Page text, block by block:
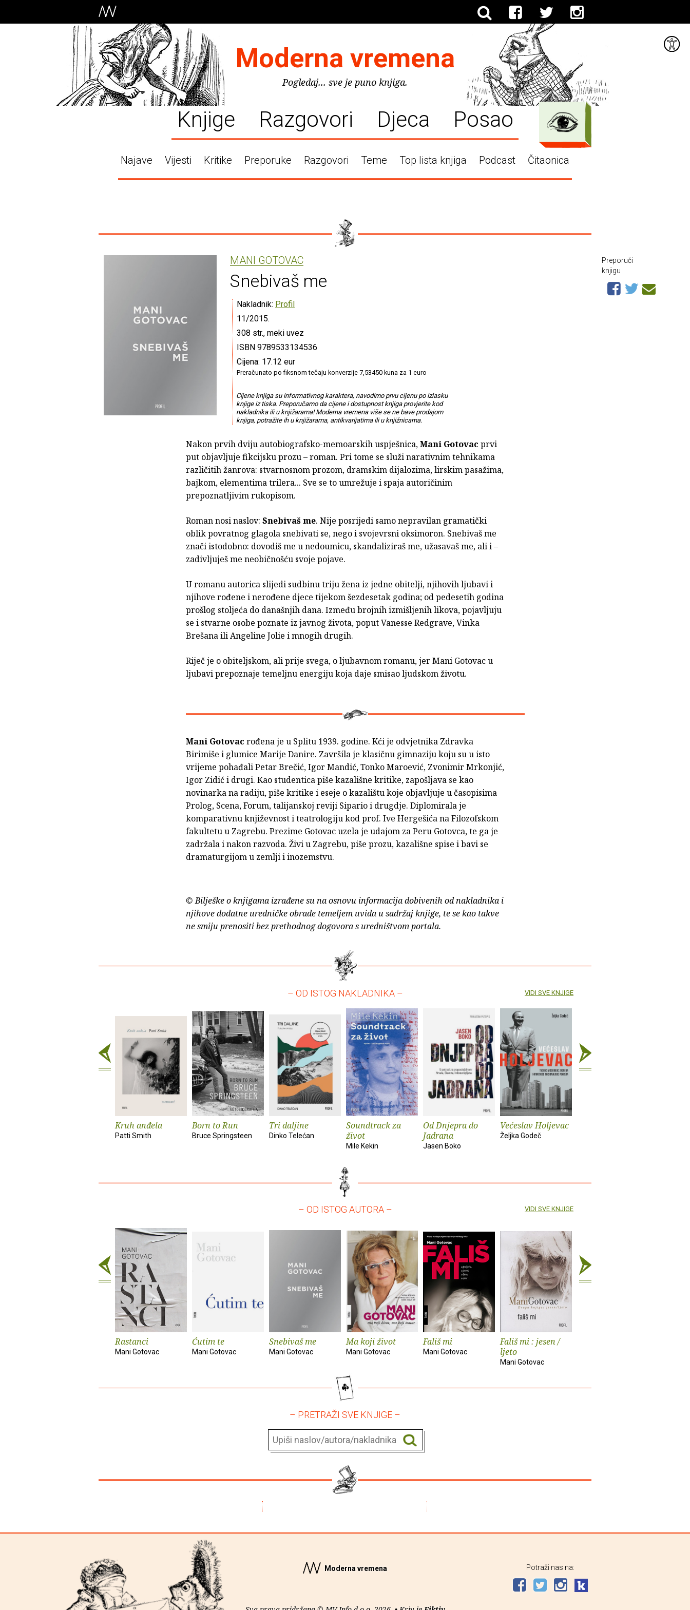
Moderna vremena
Pogledaj... sve je puno knjiga.
Knjige Razgovori Djeca Posao
Najave Vijesti Kritike Preporuke Razgovori Teme Top lista knjiga Podcast Čitaonica
MANI GOTOVAC
Snebivaš me
Nakladnik: Profil
11/2015.
308 str., meki uvez
ISBN 9789533134536
Cijena: 17.12 eur
Preračunato po fiksnom tečaju konverzije 7,53450 kuna za 1 euro
Cijene knjiga su informativnog karaktera, navodimo prvu cijenu po izlasku
knjige iz tiska. Preporučamo da cijene i dostupnost knjiga provjerite kod
nakladnika ili u knjižarama! Moderna vremena više se ne bave prodajom
knjiga, potražite ih u knjižarama, antikvarijatima ili u knjižnicama.
Nakon prvih dviju autobiografsko-memoarskih uspješnica,Mani Gotovac prvi
put objavljuje fikcijsku prozu – roman. Pri tome se služi narativnim tehnikama
različitih žanrova: stvarnosnom prozom, dramskim dijalozima, lirskim pasažima,
bajkom, elementima trilera... Sve se to umrežuje i spaja autoričinim
prepoznatljivim rukopisom.
Roman nosi naslov: Snebivaš me. Nije posrijedi samo nepravilan gramatički
oblik povratnog glagola snebivati se, nego i svojevrsni oksimoron. Snebivaš me
znači istodobno: dovodiš me u nedoumicu, skandaliziraš me, užasavaš me, ali i –
zadivljuješ me neobičnošću svoje pojave.
U romanu autorica slijedi sudbinu triju žena iz jedne obitelji, njihovih ljubavi i
njihove rođene i nerođene djece tijekom šezdesetak godina; od pedesetih godina
prošlog stoljeća do današnjih dana. Između brojnih izmišljenih likova, pojavljuju
se i stvarne osobe poznate iz javnog života, poput Vanesse Redgrave, Vinka
Brešana ili Angeline Jolie i mnogih drugih.
Riječ je o obiteljskom, ali prije svega, o ljubavnom romanu, jer Mani Gotovac u
ljubavi prepoznaje temeljnu energiju koja daje smisao ljudskom životu.
Mani Gotovac rođena je u Splitu 1939. godine. Kći je odvjetnika Zdravka
Birimiše i glumice Marije Danire. Završila je klasičnu gimnaziju koju su u isto
vrijeme pohađali Petar Brečić, Igor Mandić, Tonko Maroević, Zvonimir Mrkonjić,
Igor Zidić i drugi. Kao studentica piše kazališne kritike, zapošljava se kao
novinarka na radiju, piše kritike i eseje o kazalištu koje objavljuje u časopisima
Prolog, Scena, Forum, talijanskoj reviji Sipario i drugdje. Diplomirala je
komparativnu književnost i teatrologiju kod prof. Ive Hergešića na Filozofskom
fakultetu u Zagrebu. Prezime Gotovac uzela je udajom za Peru Gotovca, te ga je
zadržala i nakon razvoda. Živi u Zagrebu, piše prozu, kazališne spise i bavi se
dramaturgijom u zemlji i inozemstvu.
© Bilješke o knjigama izrađene su na osnovu informacija dobivenih od nakladnika i
njihove dodatne uredničke obrade temeljem uvida u sadržaj knjige, te se kao takve
ne smiju prenositi bez prethodnog dogovora s uredništvom portala.
Preporuči
knjigu
– OD ISTOG NAKLADNIKA –
Kruh anđela
Patti Smith
Born to Run
Bruce Springsteen
Tri daljine
Dinko Telećan
Soundtrack za
život
Mile Kekin
Od Dnjepra do
Jadrana
Jasen Boko
Većeslav Holjevac
Željka Godeč
VIDI SVE KNJIGE
– OD ISTOG AUTORA –
Rastanci
Mani Gotovac
Ćutim te
Mani Gotovac
Snebivaš me
Mani Gotovac
Ma koji život
Mani Gotovac
Fališ mi
Mani Gotovac
Fališ mi : jesen /
ljeto
Mani Gotovac
VIDI SVE KNJIGE
– PRETRAŽI SVE KNJIGE –
Moderna vremena Potraži nas na: